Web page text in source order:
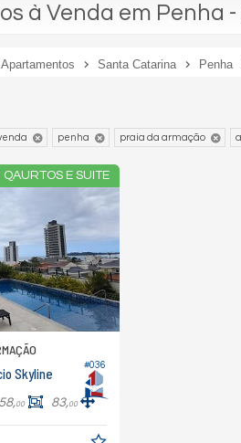
à Venda em Penha
Apartamentos Santa Catarina Penha
penha praia da armação
E SUITE
#036
Skyline
00 83,00